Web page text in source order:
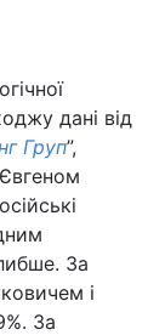
дані від
Груп”,
За
і
За